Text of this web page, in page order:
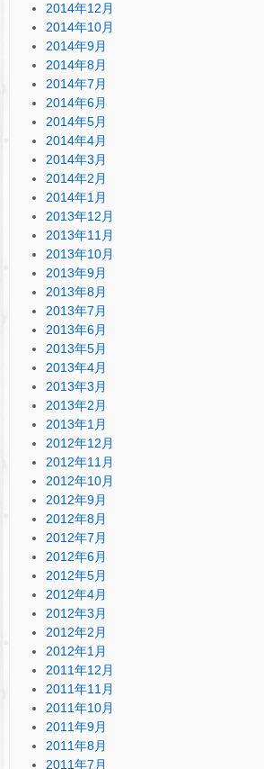
2014年12月
2014年10月
2014年9月
2014年8月
2014年7月
2014年6月
2014年5月
2014年4月
2014年3月
2014年2月
2014年1月
2013年12月
2013年11月
2013年10月
2013年9月
2013年8月
2013年7月
2013年6月
2013年5月
2013年4月
2013年3月
2013年2月
2013年1月
2012年12月
2012年11月
2012年10月
2012年9月
2012年8月
2012年7月
2012年6月
2012年5月
2012年4月
2012年3月
2012年2月
2012年1月
2011年12月
2011年11月
2011年10月
2011年9月
2011年8月
2011年7月